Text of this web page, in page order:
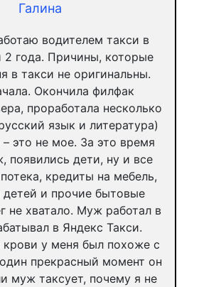
Галина
водителем такси в
2 года. Причины, которые
в такси не оригинальны.
Окончила филфак
проработала несколько
язык и литература)
– это не мое. За это время
появились дети, ну и все
кредиты на мебель,
детей и прочие бытовые
не хватало. Муж работал в
в Яндекс Такси.
у меня был похоже с
прекрасный момент он
муж таксует, почему я не